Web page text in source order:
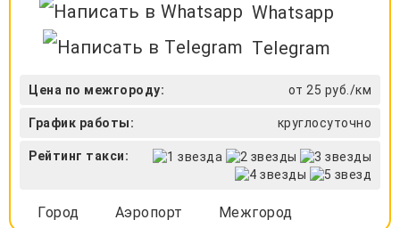
Whatsapp
Telegram
Цена по межгороду: от 25 руб./км
График работы: круглосуточно
Рейтинг такси:
Город Аэропорт Межгород